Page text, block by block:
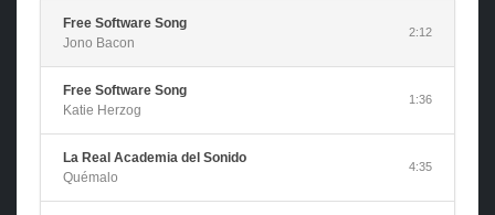
Free Software Song
Jono Bacon
2:12
Free Software Song
Katie Herzog
1:36
La Real Academia del Sonido
Quémalo
4:35